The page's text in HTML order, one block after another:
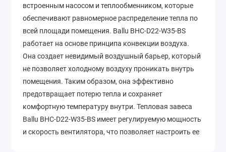
встроенным насосом и теплообменником, которые
обеспечивают равномерное распределение тепла по
всей площади помещения. Ballu BHC-D22-W35-BS
работает на основе принципа конвекции воздуха.
Она создает невидимый воздушный барьер, который
не позволяет холодному воздуху проникать внутрь
помещения. Таким образом, она эффективно
предотвращает потерю тепла и сохраняет
комфортную температуру внутри. Тепловая завеса
Ballu BHC-D22-W35-BS имеет регулируемую мощность
и скорость вентилятора, что позволяет настроить ее